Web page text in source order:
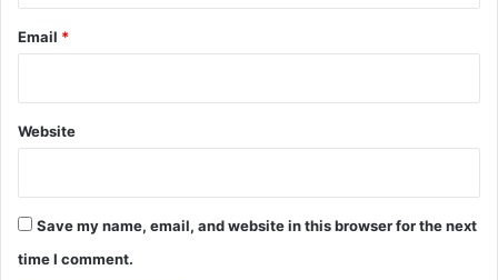
Email *
Website
Save my name, email, and website in this browser for the next
time I comment.